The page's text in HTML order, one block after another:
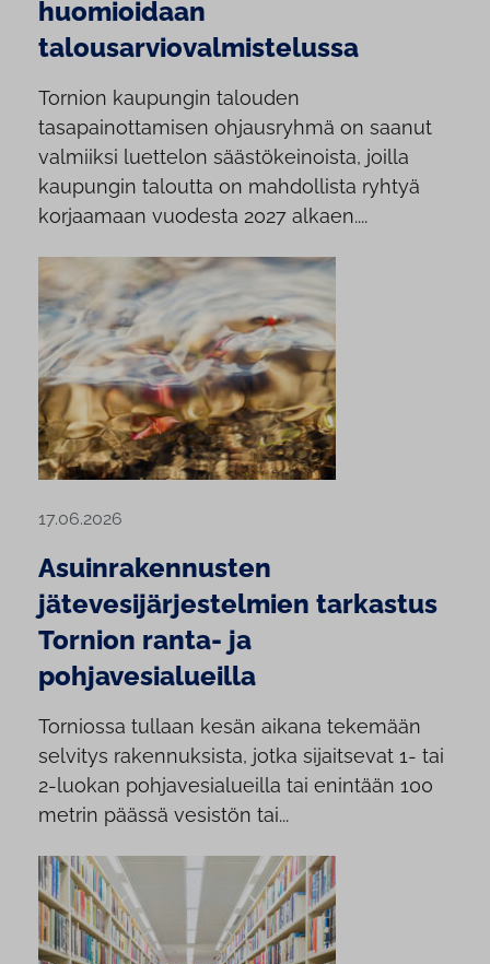
huomioidaan
talousarviovalmistelussa
Tornion kaupungin talouden
tasapainottamisen ohjausryhmä on saanut
valmiiksi luettelon säästökeinoista, joilla
kaupungin taloutta on mahdollista ryhtyä
korjaamaan vuodesta 2027 alkaen....
17.06.2026
Asuinrakennusten
jätevesijärjestelmien tarkastus
Tornion ranta- ja
pohjavesialueilla
Torniossa tullaan kesän aikana tekemään
selvitys rakennuksista, jotka sijaitsevat 1- tai
2-luokan pohjavesialueilla tai enintään 100
metrin päässä vesistön tai...